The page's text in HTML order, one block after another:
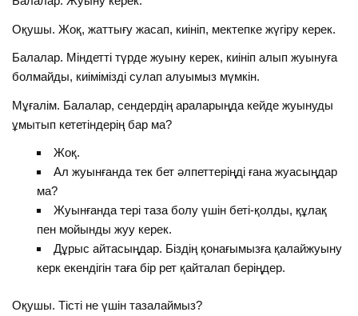
Оқушы. Жоқ, жаттығу жасап, киініп, мектепке жүгіру керек.
Балалар. Міндетті түрде жуыну керек, киініп алып жуынуға
болмайды, киімімізді сулап алуымыз мүмкін.
Мұғалім. Балалар, сендердің араларыңда кейде жуынуды
ұмытып кететіндерің бар ма?
Жоқ.
Ал жуынғанда тек бет әлпеттеріңді ғана жуасыңдар
ма?
Жуынғанда тері таза болу үшін беті-қолды, құлақ
пен мойынды жуу керек.
Дұрыс айтасыңдар. Біздің қонағымызға қалайжуыну
керк екендігін таға бір рет қайталап беріңдер.
Оқушы. Тісті не үшін тазалаймыз?